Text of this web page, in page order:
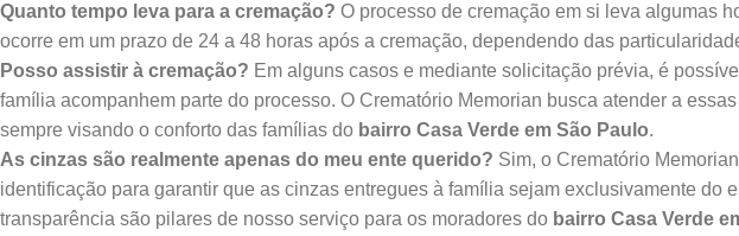
Quanto tempo leva para a cremação? O processo de cremação em si leva algumas
ocorre em um prazo de 24 a 48 horas após a cremação, dependendo das
Posso assistir à cremação? Em alguns casos e mediante solicitação prévia, é
família acompanhem parte do processo. O Crematório Memorian busca atender a
sempre visando o conforto das famílias do bairro Casa Verde em São Paulo.
As cinzas são realmente apenas do meu ente querido? Sim, o Crematório
identificação para garantir que as cinzas entregues à família sejam exclusivamente do
transparência são pilares de nosso serviço para os moradores do bairro Casa Verde